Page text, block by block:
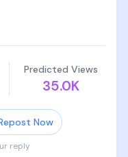
或者直接买《费曼物
岁可以陪伴到60岁的
银在天津或者Texas亲
福也用这些书当做本科
士阶段课程）教材，记
，让孩子随机翻阅，
看，周末看，看一章
不便的问题，Claude
可以给agent session
异曲同工之妙呀，打
发送信息。打开
，就能传递信息。这
id的时代币已经
Predicted Views
35.0K
Now
reply